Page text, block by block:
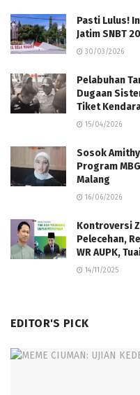
Pasti Lulus!
Jatim SNBT
30/03/2026
Pelabuhan
Dugaan
Tiket
15/04/2026
Sosok
Program
Malang
16/06/2026
Kontroversi
Pelecehan,
WR AUPK,
14/11/2025
EDITOR'S PICK